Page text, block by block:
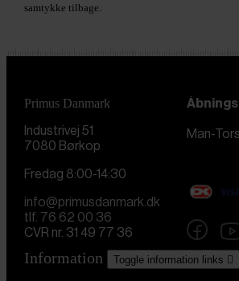
samtykke tilbage.
Primus Danmark
Industrivej 51
7080 Børkop
Man-
Fredag 8:00-14:30
info@primusdanmark.dk
tlf. 76 62 00 36
CVR nr. 31 49 77 36
Information Toggle information links 